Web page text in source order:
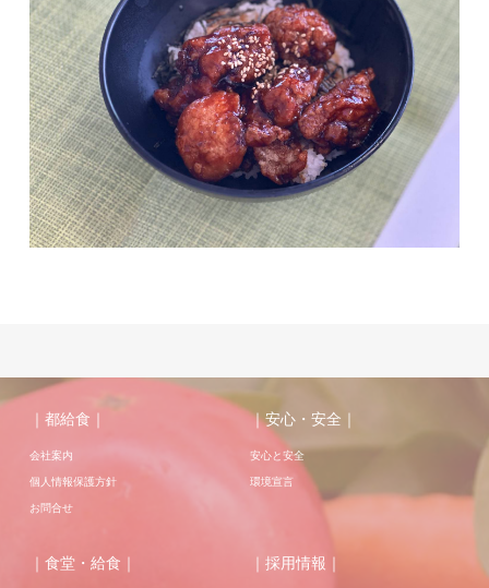
｜都給食｜
会社案内
個人情報保護方針
お問合せ
｜安心・安全｜
安心と安全
環境宣言
｜食堂・給食｜ ｜採用情報｜